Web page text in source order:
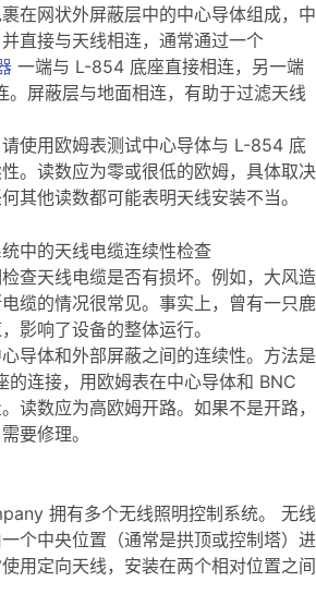
在网状外屏蔽层中的中心导体组成，中
直接与天线相连，通常通过一个
一端与 L-854 底座直接相连，另一端
屏蔽层与地面相连，有助于过滤天线
使用欧姆表测试中心导体与 L-854 底
。读数应为零或很低的欧姆，具体取决
其他读数都可能表明天线安装不当。
中的天线电缆连续性检查
查天线电缆是否有损坏。例如，大风造
缆的情况很常见。事实上，曾有一只鹿
影响了设备的整体运行。
导体和外部屏蔽之间的连续性。方法是
连接，用欧姆表在中心导体和 BNC
读数应为高欧姆开路。如果不是开路，
要修理。
拥有多个无线照明控制系统。 无线
个中央位置（通常是拱顶或控制塔）进
用定向天线，安装在两个相对位置之间